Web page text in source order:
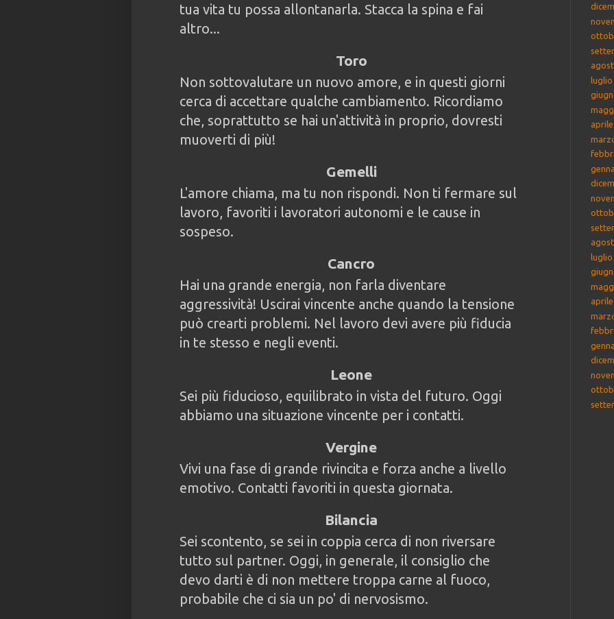
tua vita tu possa allontanarla. Stacca la spina e fai
altro...
Toro
Non sottovalutare un nuovo amore, e in questi giorni
cerca di accettare qualche cambiamento. Ricordiamo
che, soprattutto se hai un'attività in proprio, dovresti
muoverti di più!
Gemelli
L'amore chiama, ma tu non rispondi. Non ti fermare sul
lavoro, favoriti i lavoratori autonomi e le cause in
sospeso.
Cancro
Hai una grande energia, non farla diventare
aggressività! Uscirai vincente anche quando la tensione
può crearti problemi. Nel lavoro devi avere più fiducia
in te stesso e negli eventi.
Leone
Sei più fiducioso, equilibrato in vista del futuro. Oggi
abbiamo una situazione vincente per i contatti.
Vergine
Vivi una fase di grande rivincita e forza anche a livello
emotivo. Contatti favoriti in questa giornata.
Bilancia
Sei scontento, se sei in coppia cerca di non riversare
tutto sul partner. Oggi, in generale, il consiglio che
devo darti è di non mettere troppa carne al fuoco,
probabile che ci sia un po' di nervosismo.
luglio
luglio